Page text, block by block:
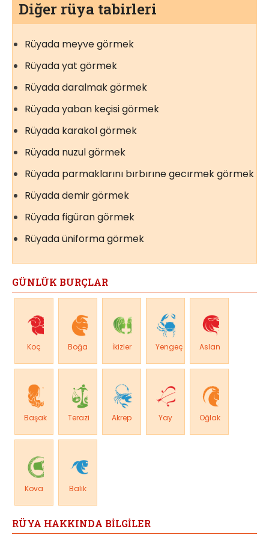
Diğer rüya tabirleri
Rüyada meyve görmek
Rüyada yat görmek
Rüyada daralmak görmek
Rüyada yaban keçisi görmek
Rüyada karakol görmek
Rüyada nuzul görmek
Rüyada parmaklarını bırbırıne gecırmek görmek
Rüyada demir görmek
Rüyada figüran görmek
Rüyada üniforma görmek
GÜNLÜK BURÇLAR
Koç Boğa İkizler Yengeç Aslan
Başak Terazi Akrep Yay Oğlak
Kova Balık
RÜYA HAKKINDA BİLGİLER